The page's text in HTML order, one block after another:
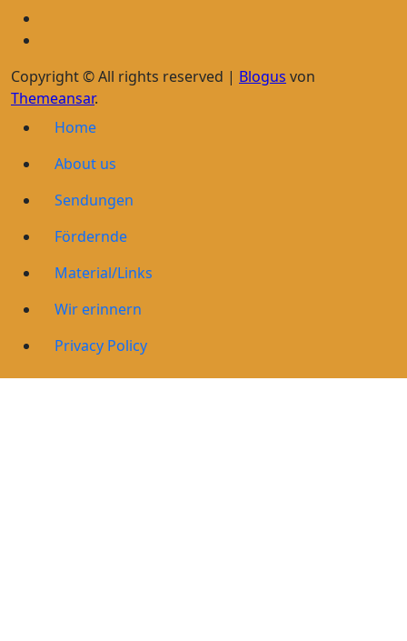
Copyright © All rights reserved | Blogus von
Themeansar.
Home
About us
Sendungen
Fördernde
Material/Links
Wir erinnern
Privacy Policy